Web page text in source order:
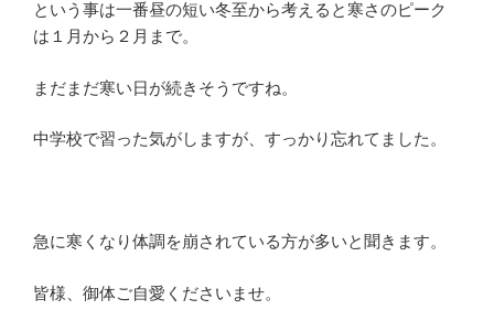
という事は一番昼の短い冬至から考えると寒さのピーク
は１月から２月まで。
まだまだ寒い日が続きそうですね。
中学校で習った気がしますが、すっかり忘れてました。
急に寒くなり体調を崩されている方が多いと聞きます。
皆様、御体ご自愛くださいませ。